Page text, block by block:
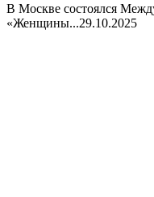
В Москве состоялся
«Женщины...29.10.2025